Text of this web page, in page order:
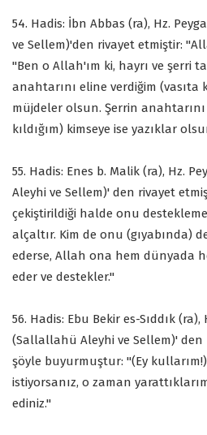
54. Hadis: İbn Abbas (ra), Hz.
ve Sellem)'den rivayet etmiştir:
"Ben o Allah'ım ki, hayrı ve şerri
anahtarını eline verdiğim (vasıta
müjdeler olsun. Şerrin
kıldığım) kimseye ise yazıklar
55. Hadis: Enes b. Malik (ra), Hz.
Aleyhi ve Sellem)' den rivayet
çekiştirildiği halde onu
alçaltır. Kim de onu (gıyabında)
ederse, Allah ona hem dünyada
eder ve destekler."
56. Hadis: Ebu Bekir es-Sıddık (ra),
(Sallallahü Aleyhi ve Sellem)'
şöyle buyurmuştur: "(Ey
istiyorsanız, o zaman
ediniz."